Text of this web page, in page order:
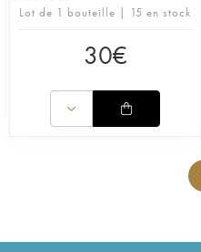
Lot de 1 bouteille | 15 en stock
30€